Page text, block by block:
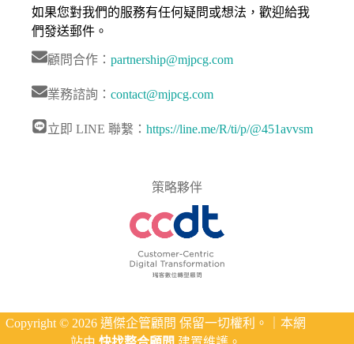
如果您對我們的服務有任何疑問或想法，歡迎給我
們發送郵件。
顧問合作：partnership@mjpcg.com
業務諮詢：contact@mjpcg.com
立即 LINE 聯繫：https://line.me/R/ti/p/@451avvsm
策略夥伴
Copyright © 2026 邁傑企管顧問 保留一切權利。｜本網